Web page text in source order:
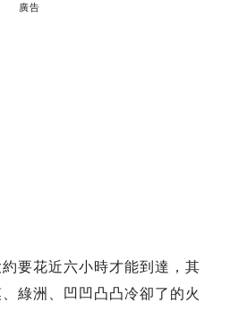
廣告
要花近六小時才能到達，其
綠洲、凹凹凸凸冷卻了的火